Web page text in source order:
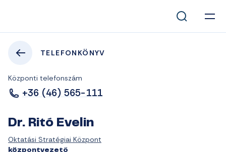
TELEFONKÖNYV
Központi telefonszám
+36 (46) 565-111
Dr. Ritó Evelin
Oktatási Stratégiai Központ
központvezető